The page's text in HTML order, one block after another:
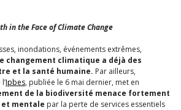
in the Face of Climate Change
inondations, événements extrêmes,
changement climatique a déjà des
et la santé humaine. Par ailleurs,
Ipbes, publiée le 6 mai dernier, met en
de la biodiversité menace fortement
mentale par la perte de services essentiels